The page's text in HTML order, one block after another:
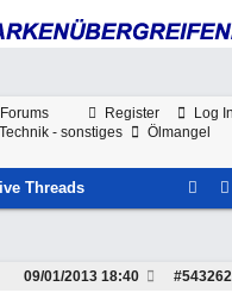
Register Log
Forums
Technik - sonstiges
Ölmangel
Threads
#543262
09/01/2013 18:40